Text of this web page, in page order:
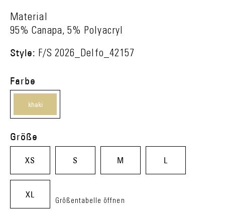
Material
95% Canapa, 5% Polyacryl
Style: F/S 2026_Delfo_42157
Farbe
khaki
Größe
XS S M L
XL
Größentabelle öffnen